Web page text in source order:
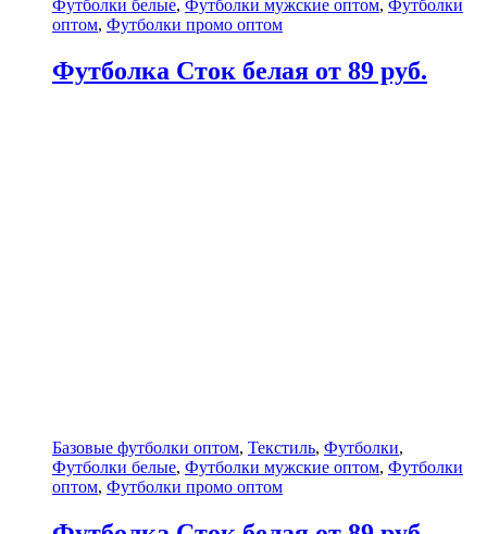
Футболки белые, Футболки мужские оптом, Футболки
оптом, Футболки промо оптом
Футболка Сток белая от 89 руб.
Базовые футболки оптом, Текстиль, Футболки,
Футболки белые, Футболки мужские оптом, Футболки
оптом, Футболки промо оптом